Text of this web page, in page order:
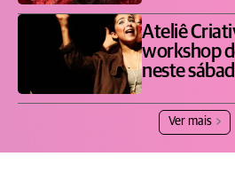
Ateliê
workshop
neste
Ver mais